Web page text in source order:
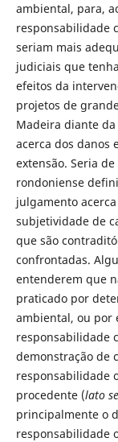
ambiental, para,
responsabilidade
seriam mais
judiciais que
efeitos da
projetos de
Madeira diante
acerca dos danos
extensão. Seria
rondoniense
julgamento
subjetividade de
que são
confrontadas.
entenderem que
praticado por
ambiental, ou por
responsabilidade
demonstração de
responsabilidade
procedente (lato
principalmente o
responsabilidade